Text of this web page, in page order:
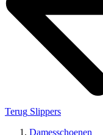
Terug Slippers
Damesschoenen